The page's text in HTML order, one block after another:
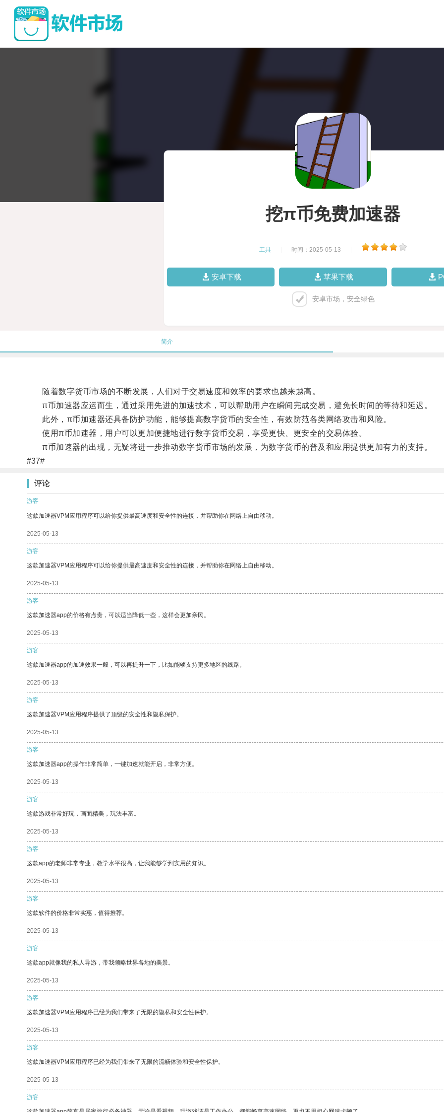
挖π币免费加速器
工具 时间：2025-05-13
安卓下载 苹果下载
安卓市场，安全绿色
简介
随着数字货币市场的不断发展，人们对于交易速度和效率的要求也越来越高。
π币加速器应运而生，通过采用先进的加速技术，可以帮助用户在瞬间完成交易，避免长时间的等待和延迟。
此外，π币加速器还具备防护功能，能够提高数字货币的安全性，有效防范各类网络攻击和风险。
使用π币加速器，用户可以更加便捷地进行数字货币交易，享受更快、更安全的交易体验。
π币加速器的出现，无疑将进一步推动数字货币市场的发展，为数字货币的普及和应用提供更加有力的支持。
#37#
评论
游客
这款加速器VPM应用程序可以给你提供最高速度和安全性的连接，并帮助你在网络上自由移动。
2025-05-13
游客
这款加速器VPM应用程序可以给你提供最高速度和安全性的连接，并帮助你在网络上自由移动。
2025-05-13
游客
这款加速器app的价格有点贵，可以适当降低一些，这样会更加亲民。
2025-05-13
游客
这款加速器app的加速效果一般，可以再提升一下，比如能够支持更多地区的线路。
2025-05-13
游客
这款加速器VPM应用程序提供了顶级的安全性和隐私保护。
2025-05-13
游客
这款加速器app的操作非常简单，一键加速就能开启，非常方便。
2025-05-13
游客
这款游戏非常好玩，画面精美，玩法丰富。
2025-05-13
游客
这款app的老师非常专业，教学水平很高，让我能够学到实用的知识。
2025-05-13
游客
这款软件的价格非常实惠，值得推荐。
2025-05-13
游客
这款app就像我的私人导游，带我领略世界各地的美景。
2025-05-13
游客
这款加速器VPM应用程序已经为我们带来了无限的隐私和安全性保护。
2025-05-13
游客
这款加速器VPM应用程序已经为我们带来了无限的流畅体验和安全性保护。
2025-05-13
游客